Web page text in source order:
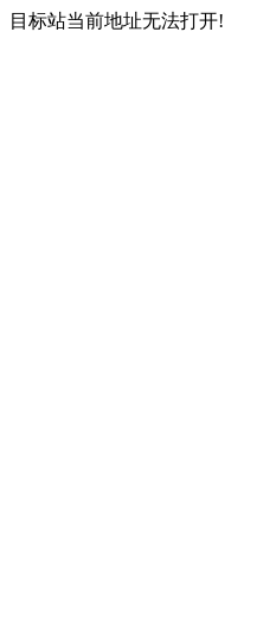
目标站当前地址无法打开!